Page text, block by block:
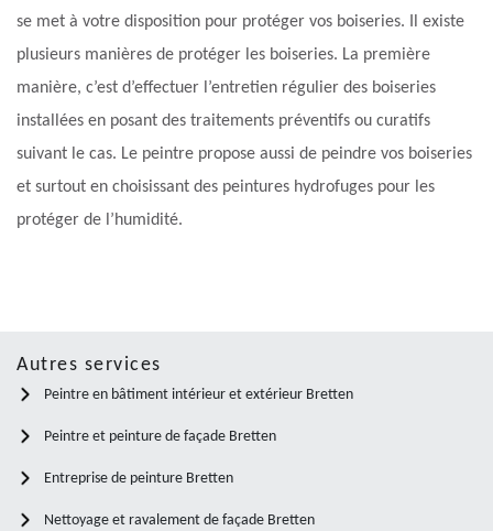
se met à votre disposition pour protéger vos boiseries. Il existe
plusieurs manières de protéger les boiseries. La première
manière, c’est d’effectuer l’entretien régulier des boiseries
installées en posant des traitements préventifs ou curatifs
suivant le cas. Le peintre propose aussi de peindre vos boiseries
et surtout en choisissant des peintures hydrofuges pour les
protéger de l’humidité.
Autres services
Peintre en bâtiment intérieur et extérieur Bretten
Peintre et peinture de façade Bretten
Entreprise de peinture Bretten
Nettoyage et ravalement de façade Bretten